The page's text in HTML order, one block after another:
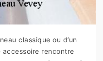
classique ou d’un
accessoire rencontre